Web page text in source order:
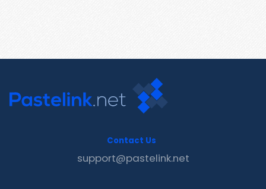
Contact Us
support@pastelink.net